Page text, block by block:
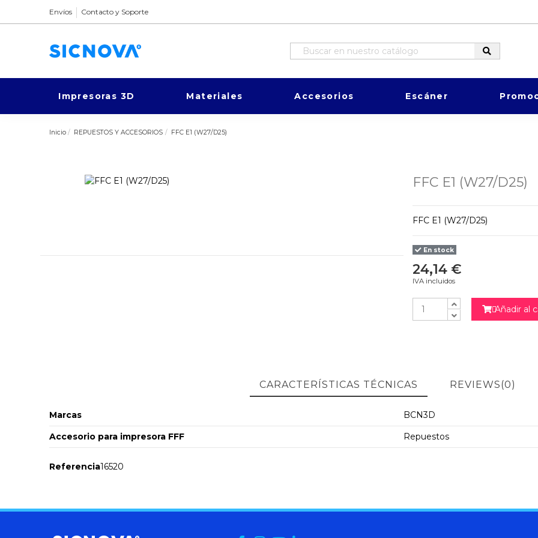
Envíos Contacto y Soporte
Impresoras 3D Materiales Accesorios Escáner
Inicio REPUESTOS Y ACCESORIOS FFC E1 (W27/D25)
FFC E1 (W27/D25)
FFC E1 (W27/D25)
En stock
24,14 €
IVA incluidos

Añadir al
CARACTERÍSTICAS TÉCNICAS REVIEWS(0)
Marcas
BCN3D
Accesorio para impresora FFF
Repuestos
Referencia16520